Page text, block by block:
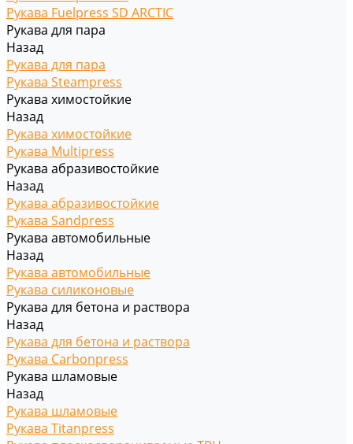
Рукава Fuelpress SD ARCTIC
Рукава для пара
Назад
Рукава для пара
Рукава Steampress
Рукава химостойкие
Назад
Рукава химостойкие
Рукава Multipress
Рукава абразивостойкие
Назад
Рукава абразивостойкие
Рукава Sandpress
Рукава автомобильные
Назад
Рукава автомобильные
Рукава силиконовые
Рукава для бетона и раствора
Назад
Рукава для бетона и раствора
Рукава Carbonpress
Рукава шламовые
Назад
Рукава шламовые
Рукава Titanpress